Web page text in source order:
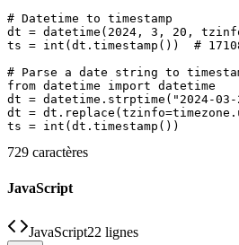
# Datetime to timestamp
dt = datetime(2024, 3, 20,
ts = int(dt.timestamp())  #
# Parse a date string to
from datetime import datetime
dt = datetime.strptime("2024-03-20
dt =
729 caractères
JavaScript
JavaScript22 lignes